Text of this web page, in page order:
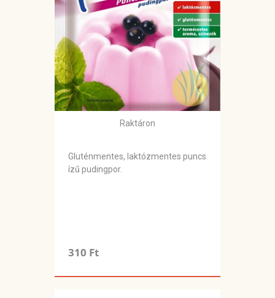
Raktáron
Gluténmentes, laktózmentes puncs
ízű pudingpor.
310 Ft